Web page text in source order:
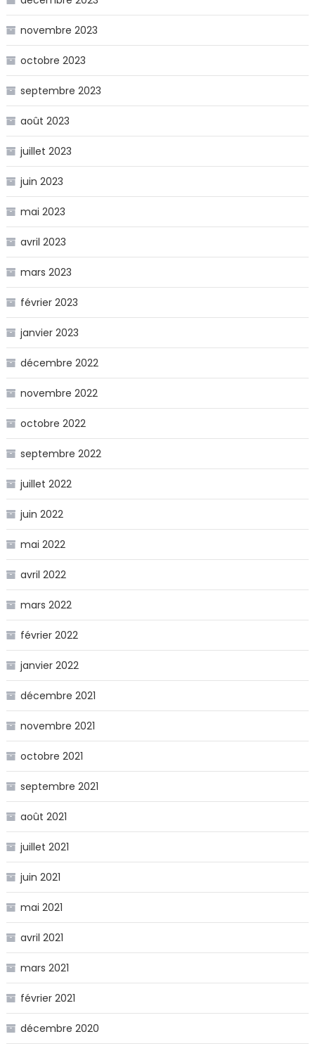
novembre 2023
octobre 2023
septembre 2023
août 2023
juillet 2023
juin 2023
mai 2023
avril 2023
mars 2023
février 2023
janvier 2023
décembre 2022
novembre 2022
octobre 2022
septembre 2022
juillet 2022
juin 2022
mai 2022
avril 2022
mars 2022
février 2022
janvier 2022
décembre 2021
novembre 2021
octobre 2021
septembre 2021
août 2021
juillet 2021
juin 2021
mai 2021
avril 2021
mars 2021
février 2021
décembre 2020